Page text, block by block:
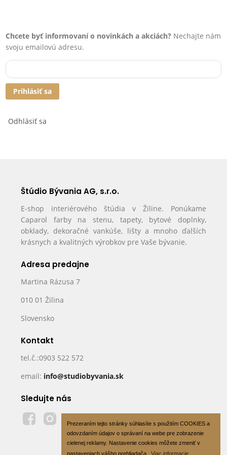
Prezeraním tejto stránky súhlasíte s použitím COOKIES a
odovzdaním údajov o správaní na webe pre zobrazenie
cielenej reklamy. Nastavenie cookies môžete zmeniť v
nastaveniach vášho prehliadača.
Viac informacie
Chcete byť informovaní o novinkách a akciách? Nechajte nám
svoju emailovú adresu.
Prihlásiť sa
Odhlásiť sa
Štúdio Bývania AG, s.r.o.
E-shop interiérového štúdia v Žiline. Ponúkame
Caparol farby na stenu, tapety, bytové doplnky,
obklady, dekoračné vankúše, lišty a mnoho ďalších
krásnych a kvalitných výrobkov pre Vaše bývanie.
Adresa predajne
Martina Rázusa 7
010 01 Žilina
Slovensko
Kontakt
tel.č.:0903 522 572
email: info@studiobyvania.sk
Sledujte nás